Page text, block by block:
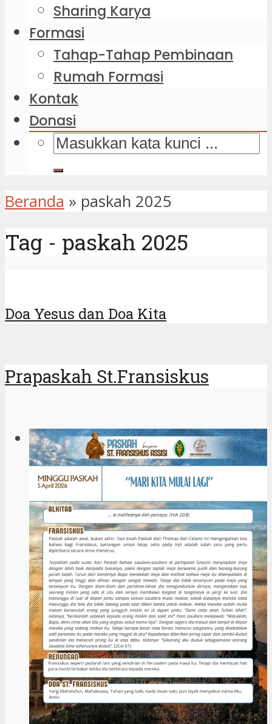
Sharing Karya
Formasi
Tahap-Tahap Pembinaan
Rumah Formasi
Kontak
Donasi
Beranda » paskah 2025
Tag - paskah 2025
Doa Yesus dan Doa Kita
Prapaskah St.Fransiskus